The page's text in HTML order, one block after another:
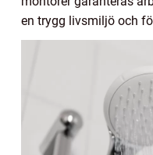
en trygg livsmiljö och